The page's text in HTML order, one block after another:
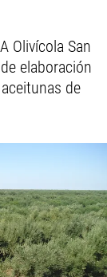
Olivícola San
elaboración
de